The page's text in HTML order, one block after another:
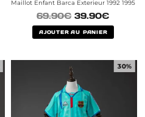
Maillot Enfant Barca Exterieur 1992 1995
69.90€ 39.90€
AJOUTER AU PANIER
30%